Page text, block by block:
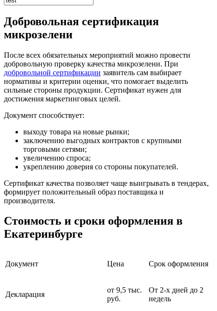
Добровольная сертификация
микрозелени
После всех обязательных мероприятий можно провести
добровольную проверку качества микрозелени. При
добровольной сертификации заявитель сам выбирает
нормативы и критерии оценки, что помогает выделить
сильные стороны продукции. Сертификат нужен для
достижения маркетинговых целей.
Документ способствует:
выходу товара на новые рынки;
заключению выгодных контрактов с крупными
торговыми сетями;
увеличению спроса;
укреплению доверия со стороны покупателей.
Сертификат качества позволяет чаще выигрывать в тендерах,
формирует положительный образ поставщика и
производителя.
Стоимость и сроки оформления в
Екатеринбурге
Документ Цена Срок оформления
Декларация
от 9,5 тыс.
руб.
От 2-х дней до 2
недель